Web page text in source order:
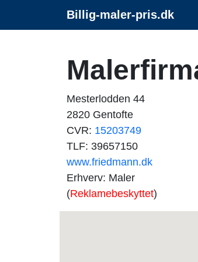
Billig-maler-pris.dk
Mesterlodden 44
2820 Gentofte
CVR: 15203749
TLF: 39657150
www.friedmann.dk
Erhverv: Maler
(Reklamebeskyttet)